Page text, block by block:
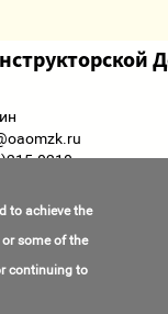
0210
to achieve the
some of the
continuing to